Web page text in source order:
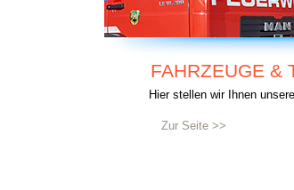
FAHRZEUGE &
Hier stellen wir Ihnen
Zur Seite >>